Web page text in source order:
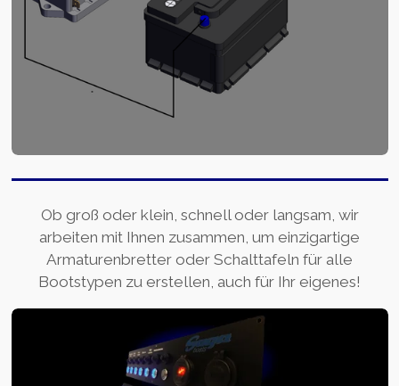
Ob groß oder klein, schnell oder langsam, wir
arbeiten mit Ihnen zusammen, um einzigartige
Armaturenbretter oder Schalttafeln für alle
Bootstypen zu erstellen, auch für Ihr eigenes!